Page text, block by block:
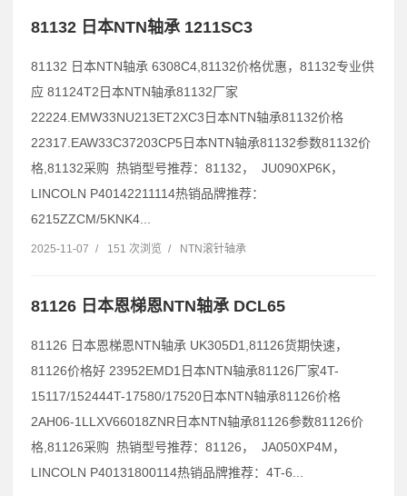
81132 日本NTN轴承 1211SC3
81132 日本NTN轴承 6308C4,81132价格优惠，81132专业供
应 81124T2日本NTN轴承81132厂家
22224.EMW33NU213ET2XC3日本NTN轴承81132价格
22317.EAW33C37203CP5日本NTN轴承81132参数81132价
格,81132采购 热销型号推荐：81132， JU090XP6K，
LINCOLN P40142211114热销品牌推荐：
6215ZZCM/5KNK4...
2025-11-07 / 151 次浏览 / NTN滚针轴承
81126 日本恩梯恩NTN轴承 DCL65
81126 日本恩梯恩NTN轴承 UK305D1,81126货期快速，
81126价格好 23952EMD1日本NTN轴承81126厂家4T-
15117/152444T-17580/17520日本NTN轴承81126价格
2AH06-1LLXV66018ZNR日本NTN轴承81126参数81126价
格,81126采购 热销型号推荐：81126， JA050XP4M，
LINCOLN P40131800114热销品牌推荐：4T-6...